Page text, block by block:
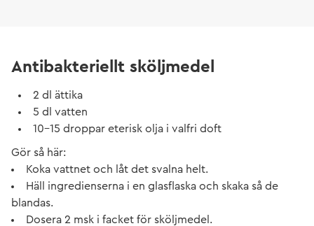
Antibakteriellt sköljmedel
2 dl ättika
5 dl vatten
10-15 droppar eterisk olja i valfri doft
Gör så här:
Koka vattnet och låt det svalna helt.
Häll ingredienserna i en glasflaska och skaka så de
blandas.
Dosera 2 msk i facket för sköljmedel.